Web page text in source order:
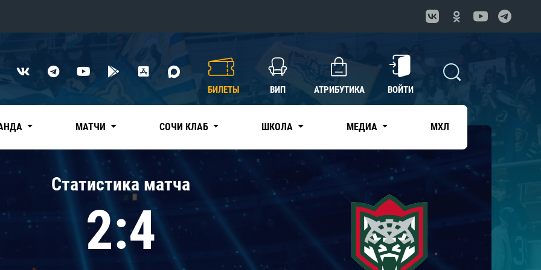
Трактор
Дивизион Чернышева
БИЛЕТЫ ВИП АТРИБУТИКА ВОЙТИ
МАТЧИ СОЧИ КЛАБ ШКОЛА МЕДИА МХЛ
Статистика матча
2:4